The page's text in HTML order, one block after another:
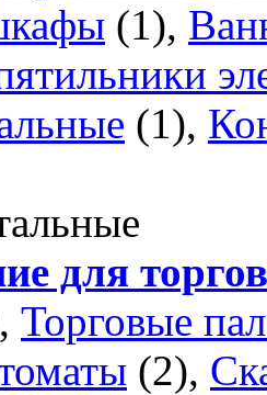
(1),
(1),
для
Торговые
(2),